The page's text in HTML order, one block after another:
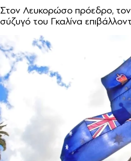
Στον Λευκορώσο πρόεδρο, τον
σύζυγό του Γκαλίνα